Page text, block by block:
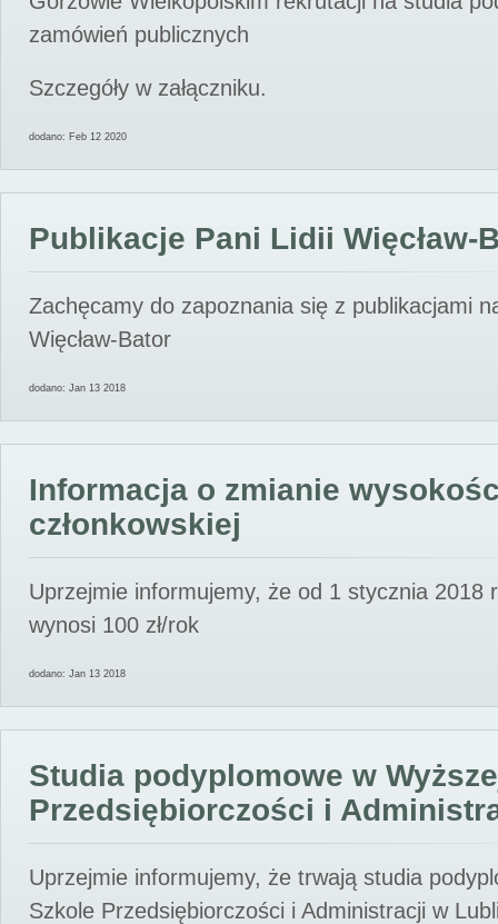
zamówień publicznych
Szczegóły w załączniku.
dodano: Feb 12 2020
Publikacje Pani Lidii Więcław-
Zachęcamy do zapoznania się z publikacjami
Więcław-Bator
dodano: Jan 13 2018
Informacja o zmianie
członkowskiej
Uprzejmie informujemy, że od 1 stycznia 2018
wynosi 100 zł/rok
dodano: Jan 13 2018
Studia podyplomowe w
Przedsiębiorczości i
Uprzejmie informujemy, że trwają studia
Szkole Przedsiębiorczości i Administracji w